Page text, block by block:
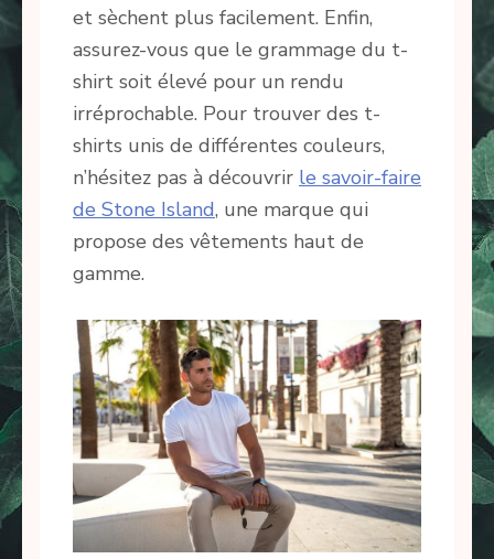
et sèchent plus facilement. Enfin,
assurez-vous que le grammage du t-
shirt soit élevé pour un rendu
irréprochable. Pour trouver des t-
shirts unis de différentes couleurs,
n’hésitez pas à découvrir le savoir-faire
de Stone Island, une marque qui
propose des vêtements haut de
gamme.